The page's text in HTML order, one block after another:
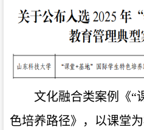
文化融合类案例《“
色培养路径》，以课堂